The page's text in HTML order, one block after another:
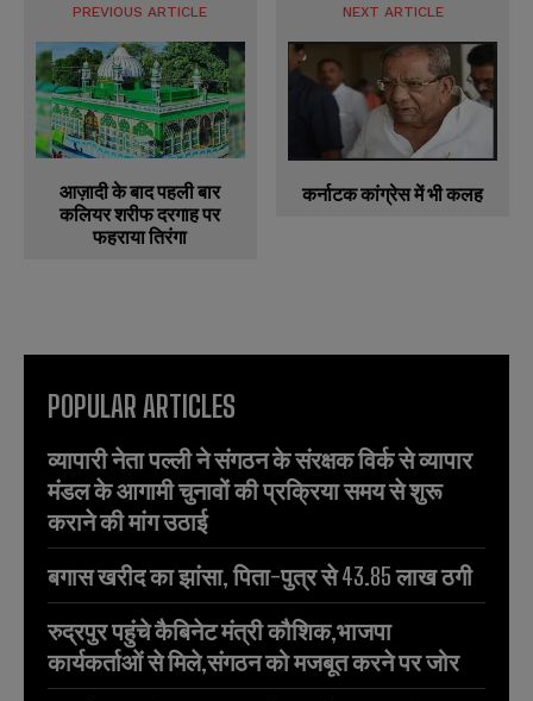
PREVIOUS ARTICLE
आज़ादी के बाद पहली बार
कलियर शरीफ दरगाह पर
फहराया तिरंगा
NEXT ARTICLE
कर्नाटक कांग्रेस में भी कलह
POPULAR ARTICLES
व्यापारी नेता पल्ली ने संगठन के संरक्षक विर्क से व्यापार
मंडल के आगामी चुनावों की प्रक्रिया समय से शुरू
कराने की मांग उठाई
बगास खरीद का झांसा, पिता-पुत्र से 43.85 लाख ठगी
रुद्रपुर पहुंचे कैबिनेट मंत्री कौशिक,भाजपा
कार्यकर्ताओं से मिले,संगठन को मजबूत करने पर जोर